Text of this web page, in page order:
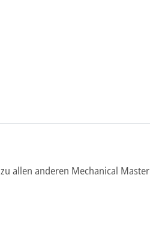
allen anderen Mechanical Master